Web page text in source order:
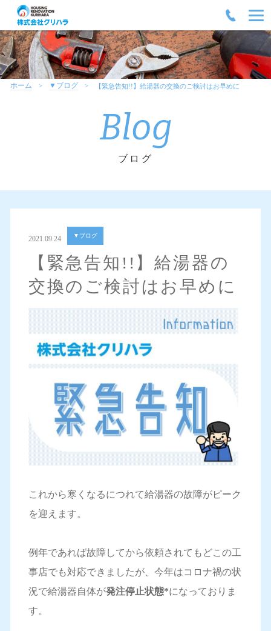
ホーム ▼ブログ 【緊急告知!!】給湯器の交換のご検討はお早めに
Blog
ブログ
2021.09.24 ▼ブログ
【緊急告知!!】給湯器の
交換のご検討はお早めに
これから寒くなるにつれて給湯器の故障がピーク
を迎えます。
例年であれば故障してから依頼されてもどこの工
事店でも対応できましたが、今年はコロナ禍の状
況で給湯器自体が発注停止状態*になっておりま
す。